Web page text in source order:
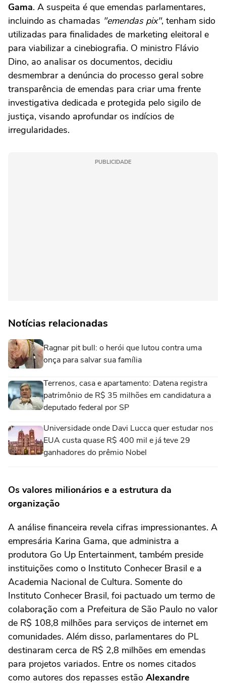
Gama. A suspeita é que emendas parlamentares,
incluindo as chamadas "emendas pix", tenham sido
utilizadas para finalidades de marketing eleitoral e
para viabilizar a cinebiografia. O ministro Flávio
Dino, ao analisar os documentos, decidiu
desmembrar a denúncia do processo geral sobre
transparência de emendas para criar uma frente
investigativa dedicada e protegida pelo sigilo de
justiça, visando aprofundar os indícios de
irregularidades.
PUBLICIDADE
Notícias relacionadas
Ragnar pit bull: o herói que lutou contra uma
onça para salvar sua família
Terrenos, casa e apartamento: Datena registra
patrimônio de R$ 35 milhões em candidatura a
deputado federal por SP
Universidade onde Davi Lucca quer estudar nos
EUA custa quase R$ 400 mil e já teve 29
ganhadores do prêmio Nobel
Os valores milionários e a estrutura da
organização
A análise financeira revela cifras impressionantes. A
empresária Karina Gama, que administra a
produtora Go Up Entertainment, também preside
instituições como o Instituto Conhecer Brasil e a
Academia Nacional de Cultura. Somente do
Instituto Conhecer Brasil, foi pactuado um termo de
colaboração com a Prefeitura de São Paulo no valor
de R$ 108,8 milhões para serviços de internet em
comunidades. Além disso, parlamentares do PL
destinaram cerca de R$ 2,8 milhões em emendas
para projetos variados. Entre os nomes citados
como autores dos repasses estão Alexandre